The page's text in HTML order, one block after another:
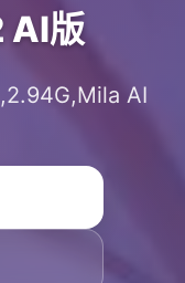
AI版
AI